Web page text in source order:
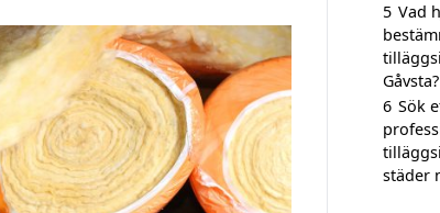
5 Vad
Gåvsta?
6 Sök
städer